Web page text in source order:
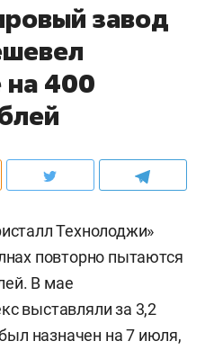
завод
на 400
Технолоджи»
повторно пытаются
В мае
выставляли за 3,2
назначен на 7 июля,